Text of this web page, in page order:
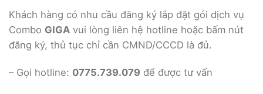
Khách hàng có nhu cầu đăng ký lắp đặt gói dịch vụ
Combo GIGA vui lòng liên hệ hotline hoặc bấm nút
đăng ký, thủ tục chỉ cần CMND/CCCD là đủ.
– Gọi hotline: 0775.739.079 để được tư vấn